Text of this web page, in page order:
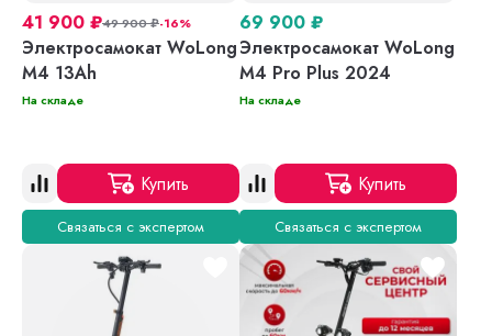
41 900 ₽49 900₽-16%
Электросамокат WoLong
M4 13Ah
На складе
Купить
Связаться с экспертом
69 900 ₽
Электросамокат WoLong
M4 Pro Plus 2024
На складе
Купить
Связаться с экспертом